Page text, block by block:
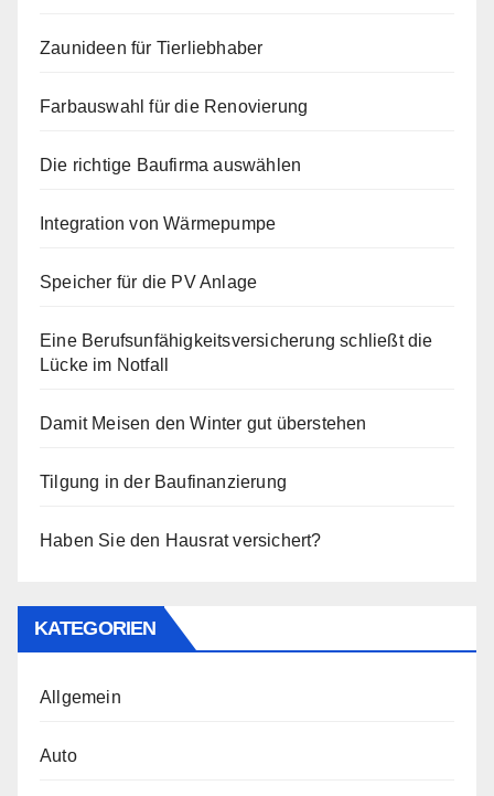
Zaunideen für Tierliebhaber
Farbauswahl für die Renovierung
Die richtige Baufirma auswählen
Integration von Wärmepumpe
Speicher für die PV Anlage
Eine Berufsunfähigkeitsversicherung schließt die
Lücke im Notfall
Damit Meisen den Winter gut überstehen
Tilgung in der Baufinanzierung
Haben Sie den Hausrat versichert?
KATEGORIEN
Allgemein
Auto